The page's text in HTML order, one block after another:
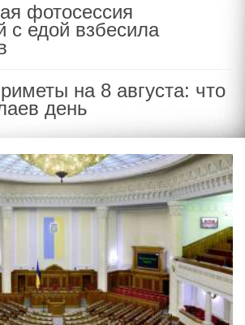
фотосессия
с едой взбесила
на 8 августа: что
день